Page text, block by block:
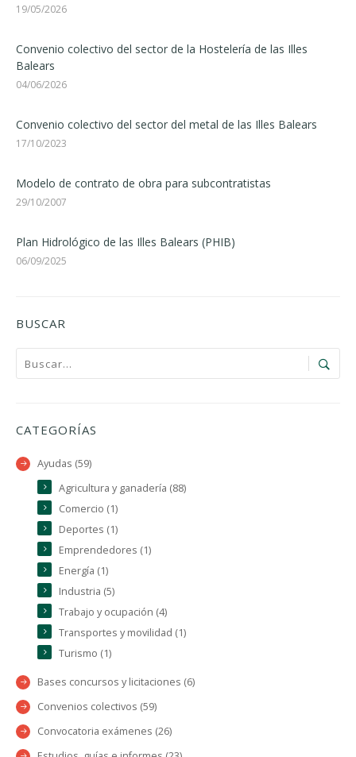
19/05/2026
Convenio colectivo del sector de la Hostelería de las Illes
Balears
04/06/2026
Convenio colectivo del sector del metal de las Illes Balears
17/10/2023
Modelo de contrato de obra para subcontratistas
29/10/2007
Plan Hidrológico de las Illes Balears (PHIB)
06/09/2025
BUSCAR
CATEGORÍAS
Ayudas (59)
Agricultura y ganadería (88)
Comercio (1)
Deportes (1)
Emprendedores (1)
Energía (1)
Industria (5)
Trabajo y ocupación (4)
Transportes y movilidad (1)
Turismo (1)
Bases concursos y licitaciones (6)
Convenios colectivos (59)
Convocatoria exámenes (26)